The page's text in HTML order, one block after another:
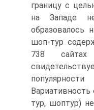
границу с
на Западе
образовалось
шоп-тур
738
тур, шоптур)